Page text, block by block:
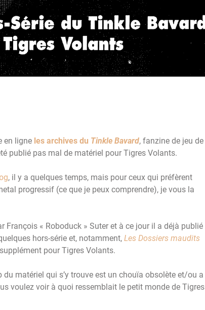
en ligne les archives du Tinkle Bavard, fanzine de jeu de
publié pas mal de matériel pour Tigres Volants.
, il y a quelques temps, mais pour ceux qui préfèrent
progressif (ce que je peux comprendre), je vous la
François « Roboduck » Suter et à ce jour il a déjà publié
hors-série et, notamment, Les Dossiers maudits
pour Tigres Volants.
matériel qui s’y trouve est un chouïa obsolète et/ou a
voulez voir à quoi ressemblait le petit monde de Tigres